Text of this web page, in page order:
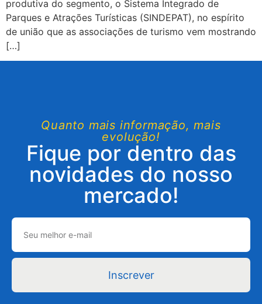
produtiva do segmento, o Sistema Integrado de
Parques e Atrações Turísticas (SINDEPAT), no espírito
de união que as associações de turismo vem mostrando
[…]
Quanto mais informação, mais
evolução!
Fique por dentro das
novidades do nosso
mercado!
Inscrever